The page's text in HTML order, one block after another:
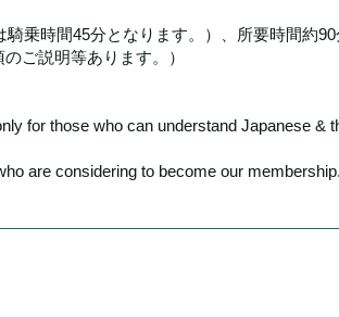
乗時間45分となります。）、所要時間約
ご説明等あります。）
for those who can understand Japanese &
are considering to become our membership.